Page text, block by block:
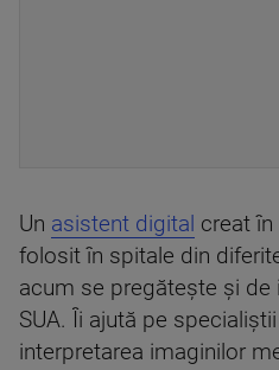
Un asistent digital creat
folosit în spitale din
acum se pregătește și de
SUA. Îi ajută pe
interpretarea imaginilor